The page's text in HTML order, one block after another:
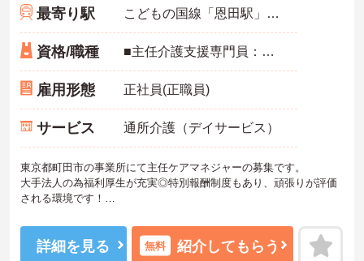
最寄り駅 こどもの国線「恩田駅」バス・車4分
資格/職種 ■主任介護支援専門員：必須 ■ケアマネジャー ■経験必須
雇用形態 正社員(正職員)
サービス 通所介護（デイサービス）
東京都町田市の事業所にて主任ケアマネジャーの募集です。
大手法人の為福利厚生が充実◎特別報酬制度もあり、頑張りが評価
される環境です！
ご興味のある方には、面接対策ポイントなどさらに詳細をお話いた
しますので、お気軽にご相談ください。
詳細を見る 無料 紹介してもらう